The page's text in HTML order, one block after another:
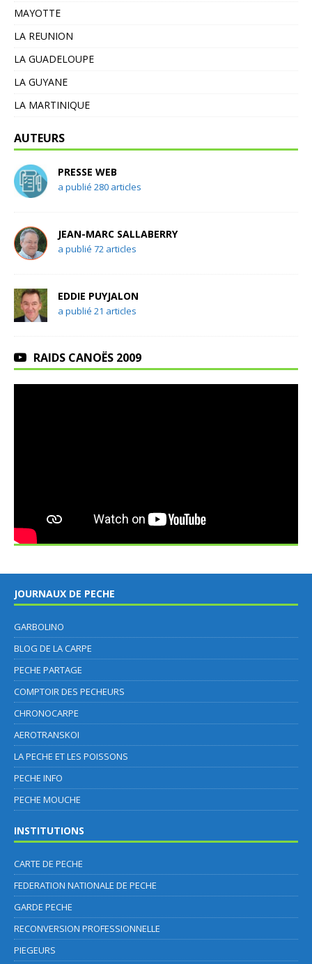
MAYOTTE
LA REUNION
LA GUADELOUPE
LA GUYANE
LA MARTINIQUE
AUTEURS
PRESSE WEB
a publié 280 articles
JEAN-MARC SALLABERRY
a publié 72 articles
EDDIE PUYJALON
a publié 21 articles
RAIDS CANOËS 2009
JOURNAUX DE PECHE
GARBOLINO
BLOG DE LA CARPE
PECHE PARTAGE
COMPTOIR DES PECHEURS
CHRONOCARPE
AEROTRANSKOI
LA PECHE ET LES POISSONS
PECHE INFO
PECHE MOUCHE
INSTITUTIONS
CARTE DE PECHE
FEDERATION NATIONALE DE PECHE
GARDE PECHE
RECONVERSION PROFESSIONNELLE
PIEGEURS